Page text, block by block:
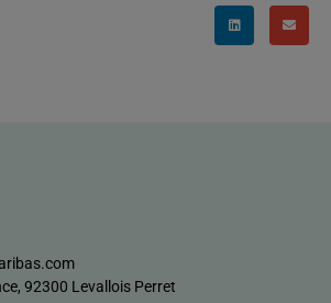
92300 Levallois Perret